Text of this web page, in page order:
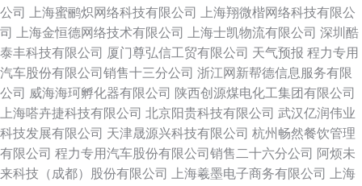
公司
上海蜜鹂炽网络科技有限公司
上海翔微楷网络科技有限公
司
上海金恒德网络技术有限公司 上海士凯物流有限公司 深圳酷
泰丰科技有限公司 厦门尊弘信工贸有限公司 天气预报 程力专用
汽车股份有限公司销售十三分公司 浙江网新帮德信息服务有限
公司 威海海珂孵化器有限公司 陕西创源煤电化工集团有限公司
上海嗒卉捷科技有限公司 北京阳贵科技有限公司 武汉亿润伟业
科技发展有限公司 天津晟源兴科技有限公司 杭州畅然餐饮管理
有限公司 程力专用汽车股份有限公司销售二十六分公司 阿烦未
来科技（成都）股份有限公司
上海羲墨电子商务有限公司
上海